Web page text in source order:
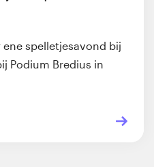
spelletjesavond bij
Podium Bredius in